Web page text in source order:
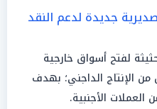
جديدة لدعم النقد
لفتح أسواق خارجية
الإنتاج الداجني؛ بهدف
الأجنبية.